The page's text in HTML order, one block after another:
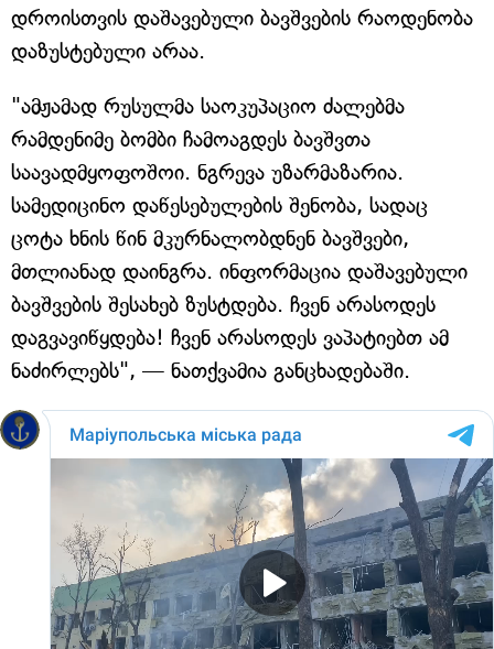
დროისთვის დაშავებული ბავშვების რაოდენობა
დაზუსტებული არაა.
"ამჟამად რუსულმა საოკუპაციო ძალებმა
რამდენიმე ბომბი ჩამოაგდეს ბავშვთა
საავადმყოფოშოი. ნგრევა უზარმაზარია.
სამედიცინო დაწესებულების შენობა, სადაც
ცოტა ხნის წინ მკურნალობდნენ ბავშვები,
მთლიანად დაინგრა. ინფორმაცია დაშავებული
ბავშვების შესახებ ზუსტდება. ჩვენ არასოდეს
დაგვავიწყდება! ჩვენ არასოდეს ვაპატიებთ ამ
ნაძირლებს", — ნათქვამია განცხადებაში.